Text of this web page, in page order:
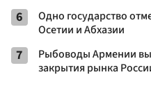
6
Одно государство
Осетии и Абхазии
7
Рыбоводы Армении
закрытия рынка